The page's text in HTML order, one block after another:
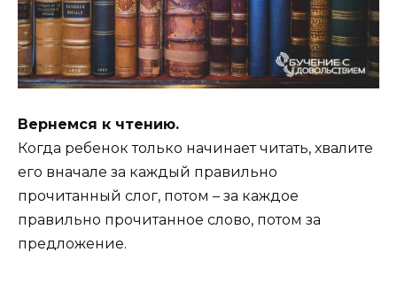
Вернемся к чтению.
Когда ребенок только начинает читать, хвалите
его вначале за каждый правильно
прочитанный слог, потом – за каждое
правильно прочитанное слово, потом за
предложение.